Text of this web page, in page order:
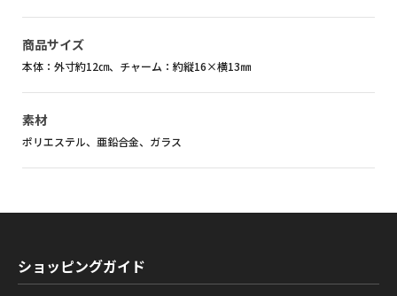
商品サイズ
本体：外寸約12㎝、チャーム：約縦16×横13㎜
素材
ポリエステル、亜鉛合金、ガラス
ショッピングガイド